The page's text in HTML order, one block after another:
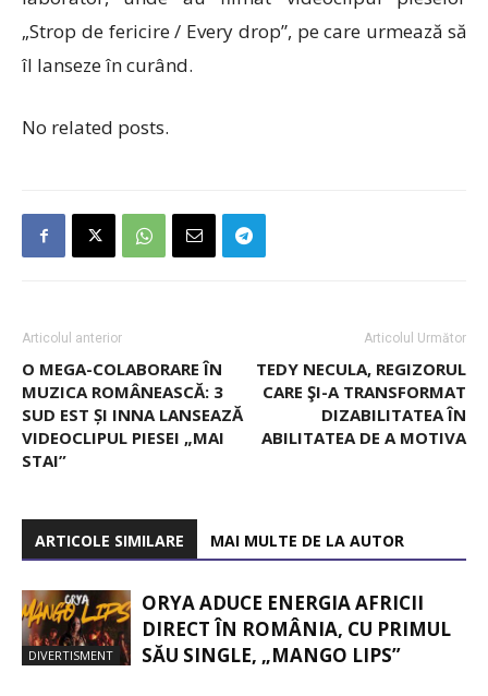
„Strop de fericire / Every drop”, pe care urmează să
îl lanseze în curând.
No related posts.
Articolul anterior
O MEGA-COLABORARE ÎN
MUZICA ROMÂNEASCĂ: 3
SUD EST ȘI INNA LANSEAZĂ
VIDEOCLIPUL PIESEI „MAI
STAI”
Articolul Următor
TEDY NECULA, REGIZORUL
CARE ŞI-A TRANSFORMAT
DIZABILITATEA ÎN
ABILITATEA DE A MOTIVA
ARTICOLE SIMILARE MAI MULTE DE LA AUTOR
DIVERTISMENT
ORYA ADUCE ENERGIA AFRICII
DIRECT ÎN ROMÂNIA, CU PRIMUL
SĂU SINGLE, „MANGO LIPS”